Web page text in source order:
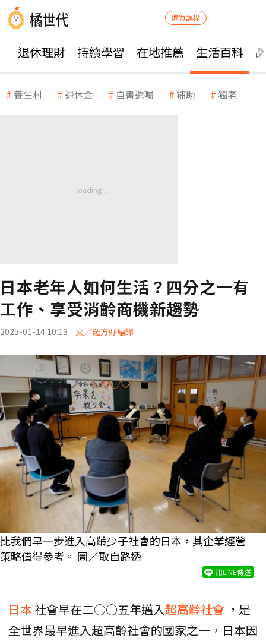
購買課程
退休理財 持續學習 在地推薦 生活百科
養生村 退休金 自書遺囑 補助 獨老
日本老年人如何生活？四分之一有
工作、享受消齡商機新趨勢
2025-01-14 10:13 文／羅方妤編譯
比我們早一步進入高齡少子社會的日本，其企業經營
策略值得參考。 圖／取自路透
用LINE傳送
日本社會早在二○○五年邁入超高齡社會 ，是
全世界最早進入超高齡社會的國家之一，日本因